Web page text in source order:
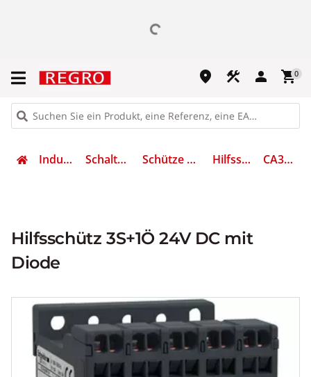
place construction person shopping_cart0
Industrietechnik Schalten & Schützen Schütze und Motorschutz Hilfsschütz, Relais CA3KN313BD3
Hilfsschütz 3S+1Ö 24V DC mit
Diode